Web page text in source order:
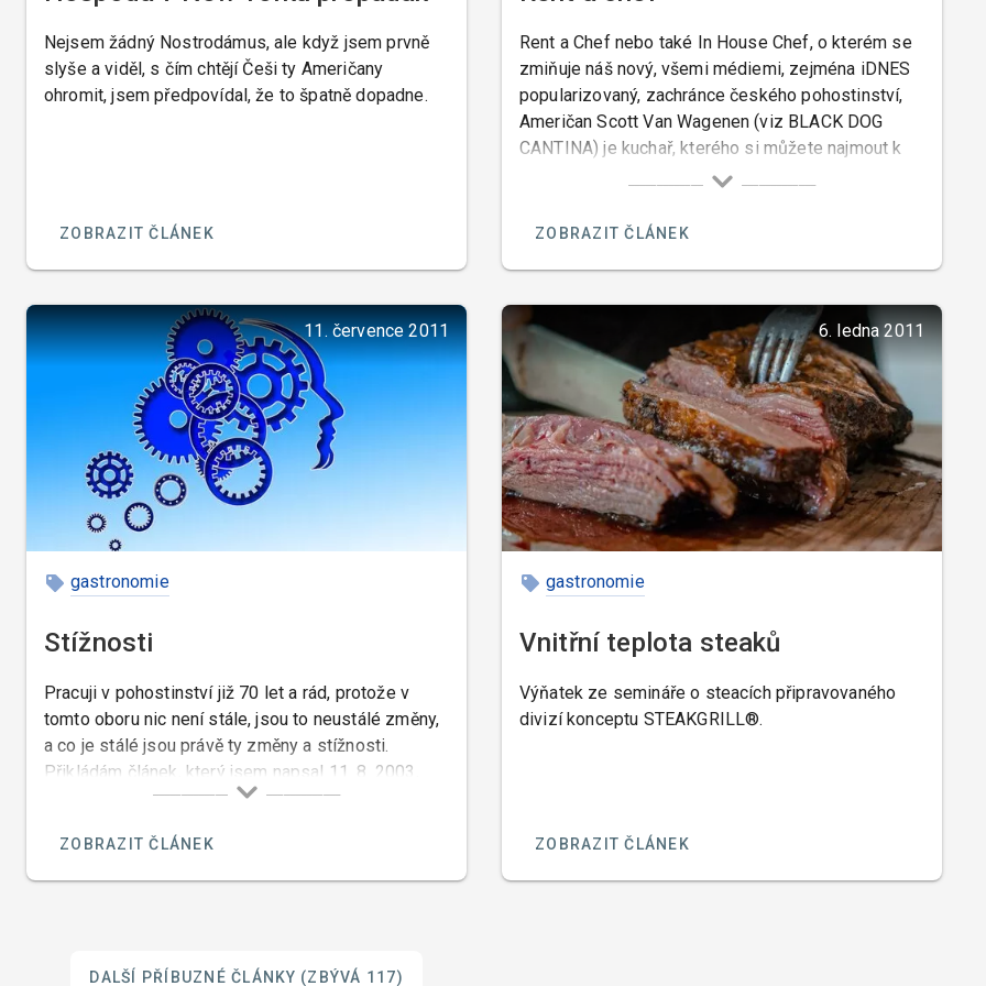
Nejsem žádný Nostrodámus, ale když jsem prvně
slyše a viděl, s čím chtějí Češi ty Američany
ohromit, jsem předpovídal, že to špatně dopadne.
ZOBRAZIT ČLÁNEK
Rent a Chef nebo také In House Chef, o kterém se
zmiňuje náš nový, všemi médiemi, zejména iDNES
popularizovaný, zachránce českého pohostinství,
Američan Scott Van Wagenen (viz BLACK DOG
CANTINA) je kuchař, kterého si můžete najmout k
přípravě jídel případně i nápojů, ve vaši domácí či
zařízení, z vámi vybraných potravin, eventuálně
ZOBRAZIT ČLÁNEK
11. července 2011
gastronomie
Stížnosti
Pracuji v pohostinství již 70 let a rád, protože v
tomto oboru nic není stále, jsou to neustálé změny,
a co je stálé jsou právě ty změny a stížnosti.
Přikládám článek, který jsem napsal 11. 8. 2003,
který je toho důkazem…
ZOBRAZIT ČLÁNEK
6. ledna 2011
gastronomie
Vnitřní teplota steaků
Výňatek ze semináře o steacích připravovaného
divizí konceptu STEAKGRILL®.
ZOBRAZIT ČLÁNEK
DALŠÍ PŘÍBUZNÉ ČLÁNKY (ZBÝVÁ 117)